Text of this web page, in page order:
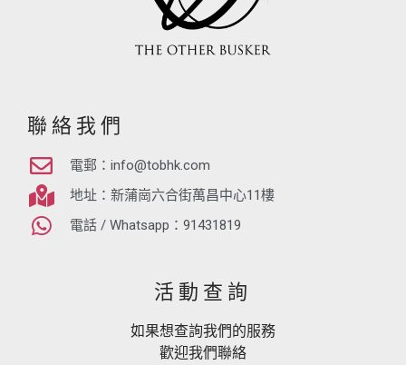
聯絡我們
電郵：info@tobhk.com
地址：新蒲崗六合街萬昌中心11樓
電話 / Whatsapp：91431819
活動查詢
如果想查詢我們的服務
歡迎我們聯絡